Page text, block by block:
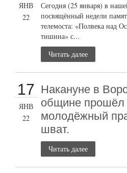
ЯНВ
22
Сегодня (25 января) в
посвящённый недели
телемоста: «Полвека над
тишина» с...
Читать далее
17
ЯНВ
22
Накануне в
общине прошёл
молодёжный
шват.
Читать далее